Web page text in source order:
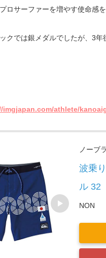
ロサーファーを増やす使命感
クでは銀メダルでしたが、3
imgjapan.com/athlete/
ノーブ
波乗
ル 32
NON